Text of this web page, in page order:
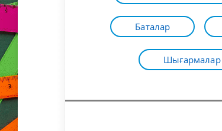
Баталар
Шығармалар